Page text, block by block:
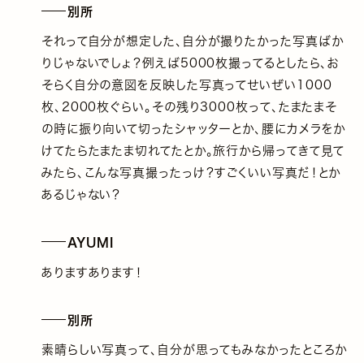
別所
それって自分が想定した、自分が撮りたかった写真ばか
りじゃないでしょ？例えば5000枚撮ってるとしたら、お
そらく自分の意図を反映した写真ってせいぜい1000
枚、2000枚ぐらい。その残り3000枚って、たまたまそ
の時に振り向いて切ったシャッターとか、腰にカメラをか
けてたらたまたま切れてたとか。旅行から帰ってきて見て
みたら、こんな写真撮ったっけ？すごくいい写真だ！とか
あるじゃない？
AYUMI
ありますあります！
別所
素晴らしい写真って、自分が思ってもみなかったところか